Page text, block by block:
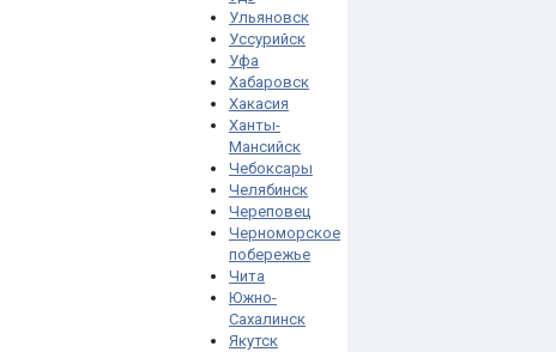
Ульяновск
Уссурийск
Уфа
Хабаровск
Хакасия
Ханты-
Мансийск
Чебоксары
Челябинск
Череповец
Черноморское
побережье
Чита
Южно-
Сахалинск
Якутск